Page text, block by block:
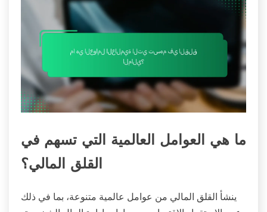
ما هي العوامل العالمية التي تسهم في
القلق المالي؟
ينشأ القلق المالي من عوامل عالمية متنوعة، بما في ذلك